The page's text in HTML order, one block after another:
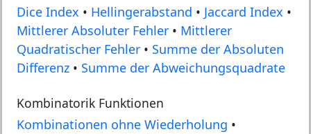
Dice Index • Hellingerabstand • Jaccard Index •
Mittlerer Absoluter Fehler • Mittlerer
Quadratischer Fehler • Summe der Absoluten
Differenz • Summe der Abweichungsquadrate
Kombinatorik Funktionen
Kombinationen ohne Wiederholung •